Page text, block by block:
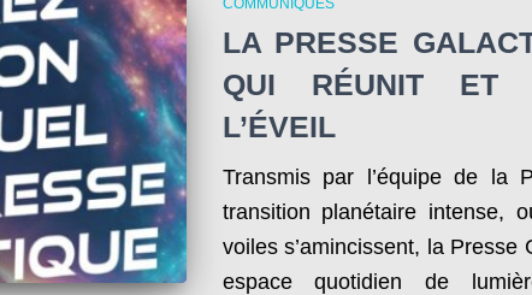
COMMUNIQUÉS
LA PRESSE
QUI RÉUNIT ET
L’ÉVEIL
Transmis par l’équipe de la
transition planétaire intense,
voiles s’amincissent, la
espace quotidien de